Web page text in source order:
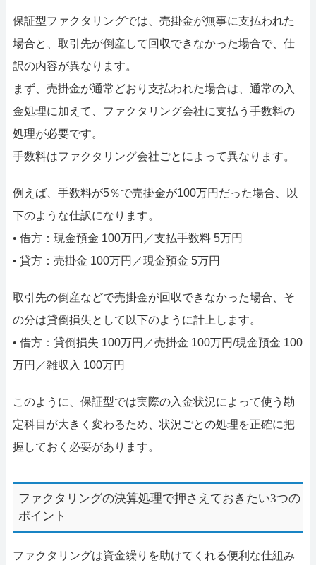
保証型ファクタリングでは、売掛金が無事に支払われた
場合と、取引先が倒産して回収できなかった場合で、仕
訳の内容が異なります。
まず、売掛金が通常どおり支払われた場合は、通常の入
金処理に加えて、ファクタリング会社に支払う手数料の
処理が必要です。
手数料はファクタリング会社ごとによって異なります。
例えば、手数料が5％で売掛金が100万円だった場合、以
下のような仕訳になります。
• 借方：現金預金 100万円／支払手数料 5万円
• 貸方：売掛金 100万円／現金預金 5万円
取引先の倒産などで売掛金が回収できなかった場合、そ
の分は貸倒損失として以下のように計上します。
• 借方：貸倒損失 100万円／売掛金 100万円/現金預金 100
万円／雑収入 100万円
このように、保証型では実際の入金状況によって使う勘
定科目が大きく変わるため、状況ごとの処理を正確に把
握しておく必要があります。
ファクタリングの決算処理で押さえておきたい3つの
ポイント
ファクタリングは資金繰りを助けてくれる便利な仕組み